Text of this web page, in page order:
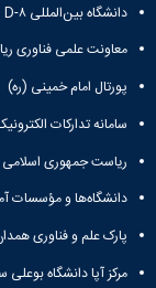
دانشگاه بین‌المللی D-۸
معاونت علمی فناوری
پورتال امام خمینی (ره)
سامانه تدارکات
ریاست جمهوری اسلامی
دانشگاه‌ها و مؤسسات
پارک علم و فناوری
مرکز آپا دانشگاه بوعلی